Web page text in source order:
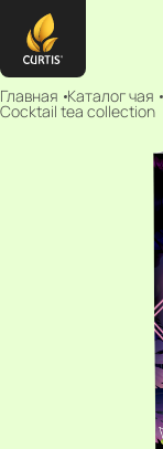
Главная Каталог чая
Cocktail tea collection